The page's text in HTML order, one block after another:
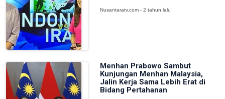
Nusantaratv.com - 2 tahun lalu
Menhan Prabowo Sambut
Kunjungan Menhan Malaysia,
Jalin Kerja Sama Lebih Erat di
Bidang Pertahanan